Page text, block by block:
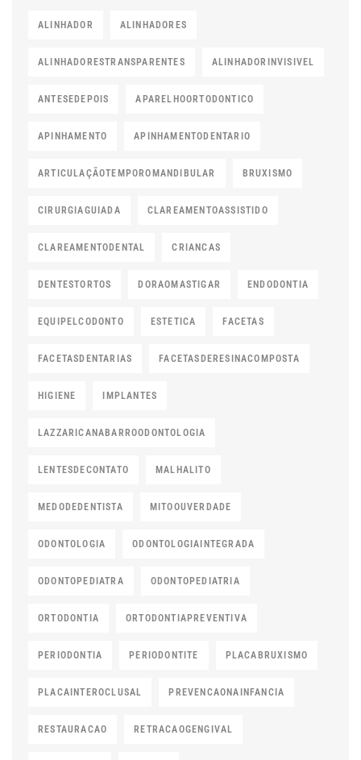
ALINHADOR ALINHADORES
ALINHADORESTRANSPARENTES ALINHADORINVISIVEL
ANTESEDEPOIS APARELHOORTODONTICO
APINHAMENTO APINHAMENTODENTARIO
ARTICULAÇÃOTEMPOROMANDIBULAR BRUXISMO
CIRURGIAGUIADA CLAREAMENTOASSISTIDO
CLAREAMENTODENTAL CRIANCAS
DENTESTORTOS DORAOMASTIGAR ENDODONTIA
EQUIPELCODONTO ESTETICA FACETAS
FACETASDENTARIAS FACETASDERESINACOMPOSTA
HIGIENE IMPLANTES
LAZZARICANABARROODONTOLOGIA
LENTESDECONTATO MALHALITO
MEDODEDENTISTA MITOOUVERDADE
ODONTOLOGIA ODONTOLOGIAINTEGRADA
ODONTOPEDIATRA ODONTOPEDIATRIA
ORTODONTIA ORTODONTIAPREVENTIVA
PERIODONTIA PERIODONTITE PLACABRUXISMO
PLACAINTEROCLUSAL PREVENCAONAINFANCIA
RESTAURACAO RETRACAOGENGIVAL